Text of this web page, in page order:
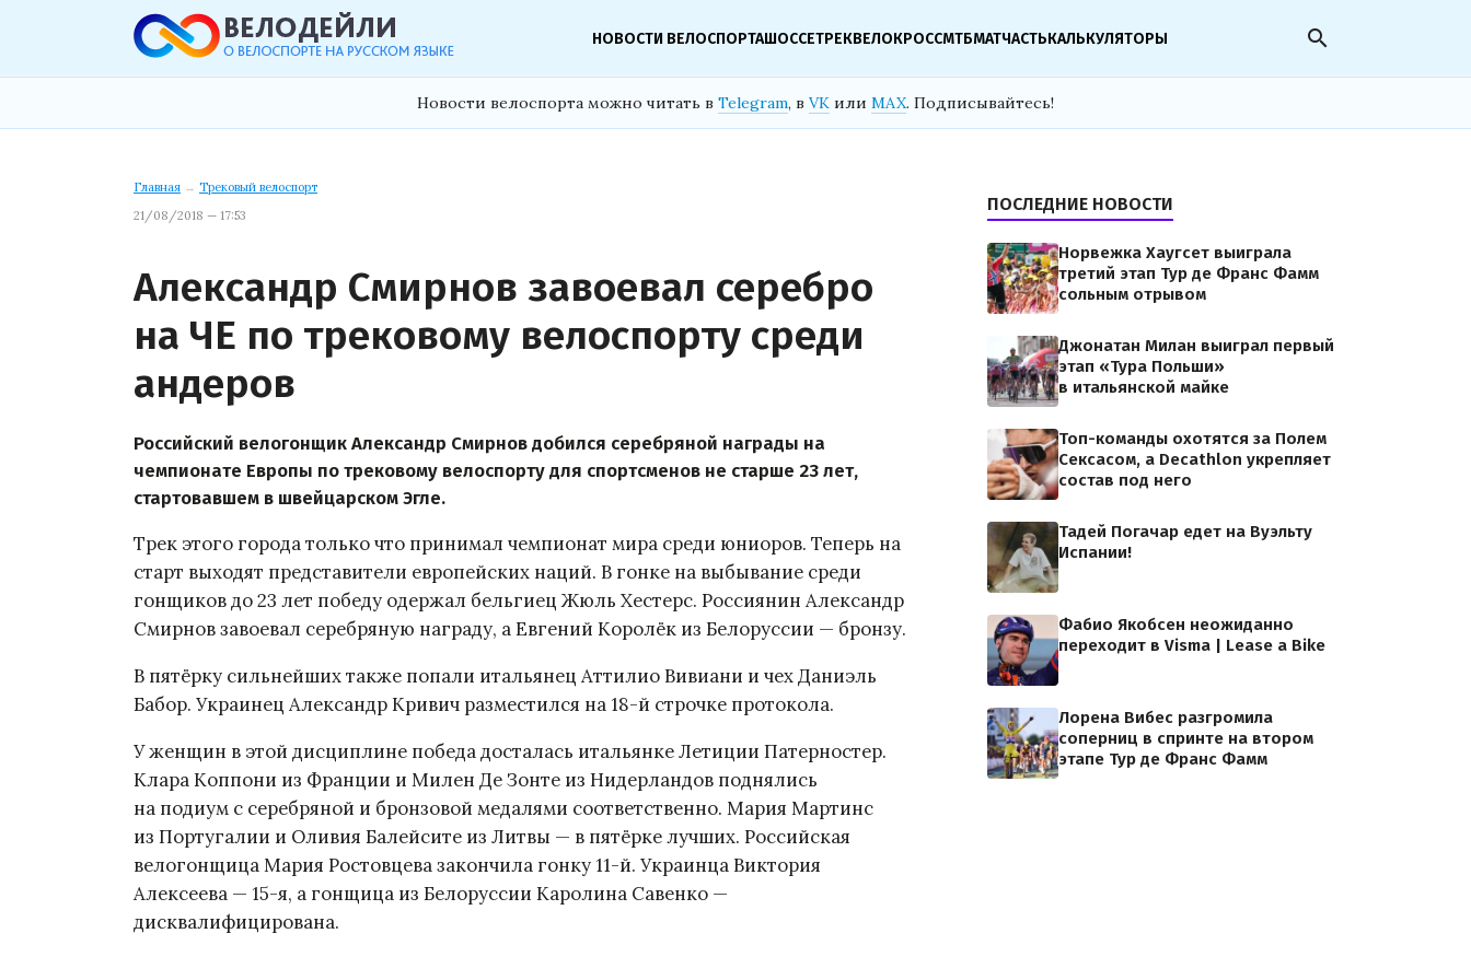
НОВОСТИ ВЕЛОСПОРТАШОССЕТРЕКВЕЛОКРОССМТБМАТЧАСТЬКАЛЬКУЛЯТОРЫ search
Новости велоспорта можно читать в Telegram, в VK или MAX. Подписывайтесь!
Главная → Трековый велоспорт
21/08/2018 — 17:53
Александр Смирнов завоевал серебро
на ЧЕ по трековому велоспорту среди
андеров
Российский велогонщик Александр Смирнов добился серебряной награды на
чемпионате Европы по трековому велоспорту для спортсменов не старше 23 лет,
стартовавшем в швейцарском Эгле.
Трек этого города только что принимал чемпионат мира среди юниоров. Теперь на
старт выходят представители европейских наций. В гонке на выбывание среди
гонщиков до 23 лет победу одержал бельгиец Жюль Хестерс. Россиянин Александр
Смирнов завоевал серебряную награду, а Евгений Королёк из Белоруссии — бронзу.
В пятёрку сильнейших также попали итальянец Аттилио Вивиани и чех Даниэль
Бабор. Украинец Александр Кривич разместился на 18-й строчке протокола.
У женщин в этой дисциплине победа досталась итальянке Летиции Патерностер.
Клара Коппони из Франции и Милен Де Зонте из Нидерландов поднялись
на подиум с серебряной и бронзовой медалями соответственно. Мария Мартинс
из Португалии и Оливия Балейсите из Литвы — в пятёрке лучших. Российская
велогонщица Мария Ростовцева закончила гонку 11-й. Украинца Виктория
Алексеева — 15-я, а гонщица из Белоруссии Каролина Савенко —
дисквалифицирована.
ПОСЛЕДНИЕ НОВОСТИ
Норвежка Хаугсет выиграла
третий этап Тур де Франс Фамм
сольным отрывом
Джонатан Милан выиграл первый
этап «Тура Польши»
в итальянской майке
Топ-команды охотятся за Полем
Сексасом, а Decathlon укрепляет
состав под него
Тадей Погачар едет на Вуэльту
Испании!
Фабио Якобсен неожиданно
переходит в Visma | Lease a Bike
Лорена Вибес разгромила
соперниц в спринте на втором
этапе Тур де Франс Фамм